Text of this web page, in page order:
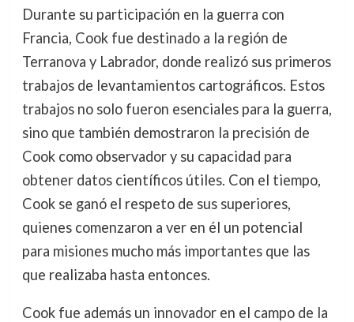
Durante su participación en la guerra con
Francia, Cook fue destinado a la región de
Terranova y Labrador, donde realizó sus primeros
trabajos de levantamientos cartográficos. Estos
trabajos no solo fueron esenciales para la guerra,
sino que también demostraron la precisión de
Cook como observador y su capacidad para
obtener datos científicos útiles. Con el tiempo,
Cook se ganó el respeto de sus superiores,
quienes comenzaron a ver en él un potencial
para misiones mucho más importantes que las
que realizaba hasta entonces.
Cook fue además un innovador en el campo de la